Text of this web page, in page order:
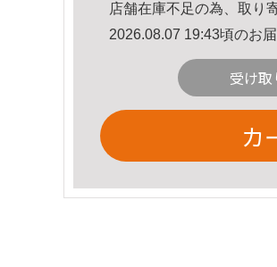
店舗在庫不足の為、取り
2026.08.07 19:43頃のお届
受け
カ